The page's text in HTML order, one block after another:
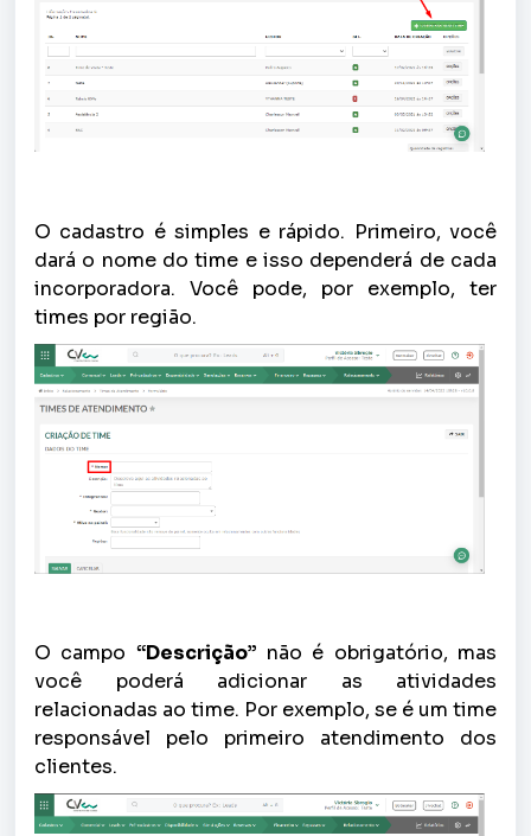
O cadastro é simples e rápido. Primeiro, você
dará o nome do time e isso dependerá de cada
incorporadora. Você pode, por exemplo, ter
times por região.
O campo “Descrição” não é obrigatório, mas
você poderá adicionar as atividades
relacionadas ao time. Por exemplo, se é um time
responsável pelo primeiro atendimento dos
clientes.